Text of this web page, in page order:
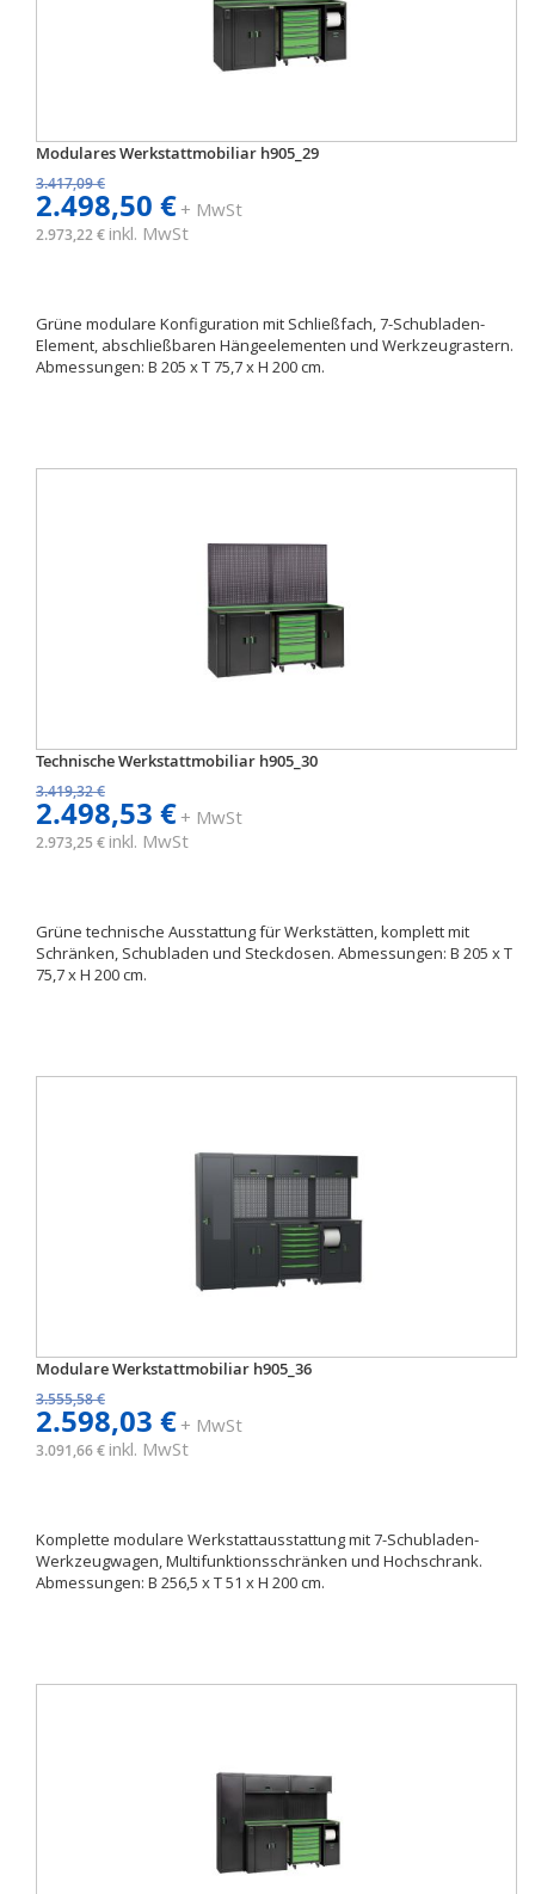
Modulares Werkstattmobiliar h905_29
3.417,09 €
2.498,50 €+ MwSt
2.973,22 € inkl. MwSt
Grüne modulare Konfiguration mit Schließfach, 7-Schubladen-
Element, abschließbaren Hängeelementen und Werkzeugrastern.
Abmessungen: B 205 x T 75,7 x H 200 cm.
Technische Werkstattmobiliar h905_30
3.419,32 €
2.498,53 €+ MwSt
2.973,25 € inkl. MwSt
Grüne technische Ausstattung für Werkstätten, komplett mit
Schränken, Schubladen und Steckdosen. Abmessungen: B 205 x T
75,7 x H 200 cm.
Modulare Werkstattmobiliar h905_36
3.555,58 €
2.598,03 €+ MwSt
3.091,66 € inkl. MwSt
Komplette modulare Werkstattausstattung mit 7-Schubladen-
Werkzeugwagen, Multifunktionsschränken und Hochschrank.
Abmessungen: B 256,5 x T 51 x H 200 cm.